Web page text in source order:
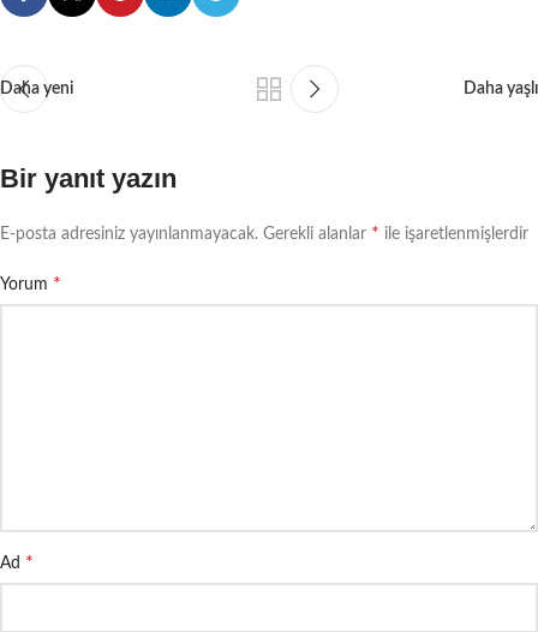
Daha yeni Daha yaşlı
Bir yanıt yazın
E-posta adresiniz yayınlanmayacak. Gerekli alanlar * ile işaretlenmişlerdir
Yorum *
Ad *